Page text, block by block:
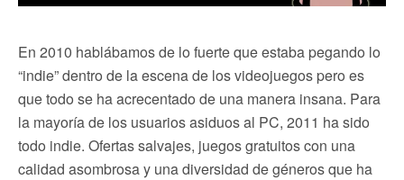
En 2010 hablábamos de lo fuerte que estaba pegando lo
“indie” dentro de la escena de los videojuegos pero es
que todo se ha acrecentado de una manera insana. Para
la mayoría de los usuarios asiduos al PC, 2011 ha sido
todo indie. Ofertas salvajes, juegos gratuitos con una
calidad asombrosa y una diversidad de géneros que ha